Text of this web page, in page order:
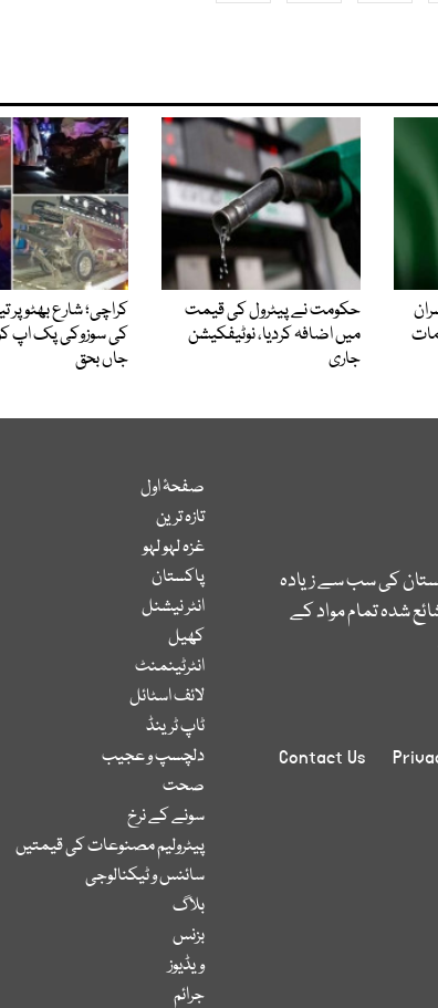
32 افسران
حکومت نے پیٹرول کی قیمت
میں اضافہ کردیا، نوٹیفکیشن
جاری
کراچی؛ شارع بھٹو پر
کی سوزوکی پک اپ کو
جاں بحق
کی سب سے زیادہ
شدہ تمام مواد کے
Contact Us
صفحۂ اول
تازہ ترین
غزہ لہو لہو
پاکستان
انٹر نیشنل
کھیل
انٹرٹینمنٹ
لائف اسٹائل
ٹاپ ٹرینڈ
دلچسپ و عجیب
صحت
سونے کے نرخ
پیٹرولیم مصنوعات کی قیمتیں
سائنس و ٹیکنالوجی
بلاگ
بزنس
ویڈیوز
جرائم